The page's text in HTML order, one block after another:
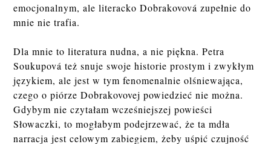
emocjonalnym, ale literacko Dobrakovová zupełnie do
mnie nie trafia.
Dla mnie to literatura nudna, a nie piękna. Petra
Soukupová też snuje swoje historie prostym i zwykłym
językiem, ale jest w tym fenomenalnie olśniewająca,
czego o piórze Dobrakovovej powiedzieć nie można.
Gdybym nie czytałam wcześniejszej powieści
Słowaczki, to mogłabym podejrzewać, że ta mdła
narracja jest celowym zabiegiem, żeby uśpić czujność